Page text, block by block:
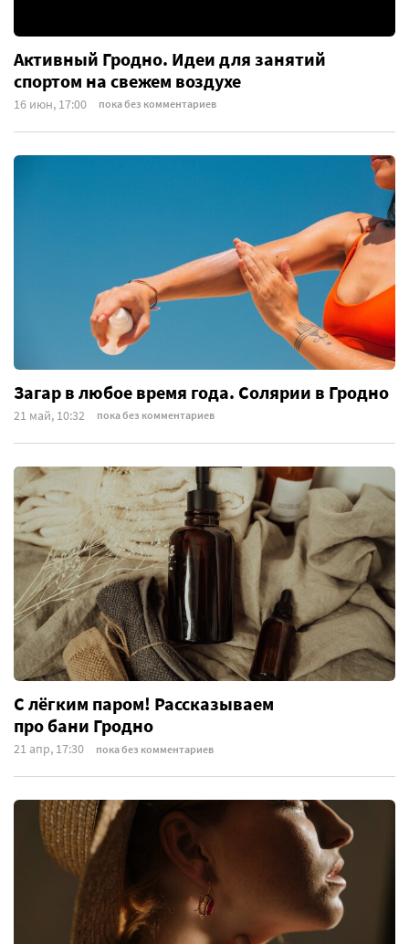
Активный Гродно. Идеи для занятий
спортом на свежем воздухе
16 июн, 17:00 пока без комментариев
Загар в любое время года. Солярии в Гродно
21 май, 10:32 пока без комментариев
С лёгким паром! Рассказываем
про бани Гродно
21 апр, 17:30 пока без комментариев